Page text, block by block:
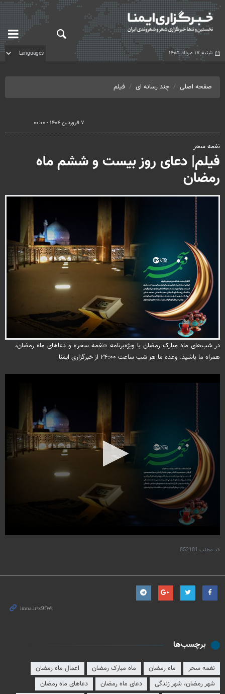
شنبه ۱۷ مرداد ۱۴۰۵
صفحه اصلی چند رسانه ای فیلم
۷ فروردین ۱۴۰۴ - ۰۰:۰۰
نغمه سحر
فیلم| دعای روز بیست و ششم ماه
رمضان
در شب‌های ماه مبارک رمضان با ویژه‌برنامه «نغمه‌ سحر» و دعاهای ماه رمضان،
همراه ما باشید. وعده ما هر شب ساعت ۲۴:۰۰ از خبرگزاری ایمنا
کد مطلب 852181
برچسب‌ها
نغمه سحر ماه رمضان ماه مبارک رمضان
اعمال ماه رمضان
شهر رمضان، شهر زندگی
دعای ماه رمضان
دعاهای ماه رمضان